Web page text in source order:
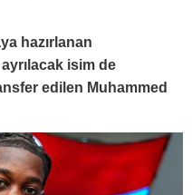
hazırlanan
isim de
edilen Muhammed